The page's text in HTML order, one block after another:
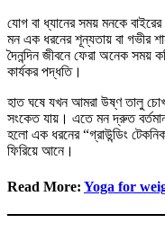
যোগ বা ধ্যানের সময় মনকে
মন এক ধরনের শূন্যতায় বা গভীর
দৈনন্দিন জীবনে ফেরা অনেক সময়
কার্যকর পদ্ধতি।
হাত ঘষে যখন আমরা উষ্ণ তালু
সংকেত যায়। এতে মন দ্রুত
হলো এক ধরনের “গ্রাউন্ডিং
ফিরিয়ে আনে।
Read More: Yoga for